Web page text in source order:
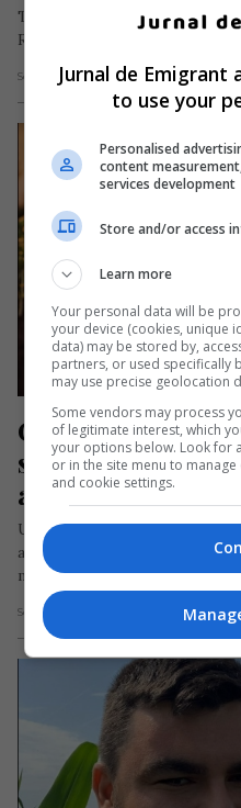
Toma Zerestea, un fermier din
Roșu, a devenit un exemplu
Scris de Daniela Stoica- marți, 30 ianuarie
Chinurile unui
străinătate.
amenințat cu
Un fermier din Plettenberg,
a fost recent condamnat după
muncitor român pe…
Scris de Daniela Stoica - marți, 23 ianuarie
Jurnal de Emigrant
to use your
Personalised
content
services development
Store and/or access
Learn more
Your personal data will be
your device (cookies, unique
data) may be stored by,
partners, or used specifically
may use precise geolocation
Some vendors may process
of legitimate interest, which
your options below. Look for
or in the site menu to
and cookie settings.